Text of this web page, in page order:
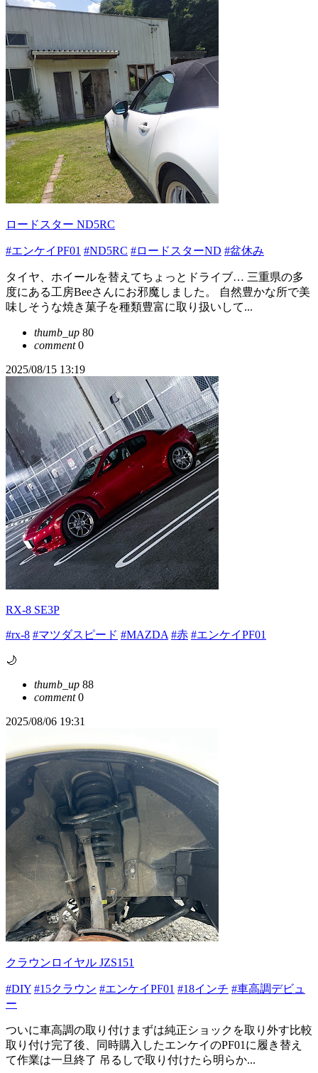
ロードスター ND5RC
#エンケイPF01 #ND5RC #ロードスターND #盆休み
タイヤ、ホイールを替えてちょっとドライブ… 三重県の多
度にある工房Beeさんにお邪魔しました。 自然豊かな所で美
味しそうな焼き菓子を種類豊富に取り扱いして...
thumb_up 80
comment0
2025/08/15 13:19
RX-8 SE3P
#rx-8 #マツダスピード #MAZDA #赤 #エンケイPF01
🌙
thumb_up 88
comment0
2025/08/06 19:31
クラウンロイヤル JZS151
#DIY #15クラウン #エンケイPF01 #18インチ #車高調デビュ
ー
ついに車高調の取り付けまずは純正ショックを取り外す比較
取り付け完了後、同時購入したエンケイのPF01に履き替え
て作業は一旦終了 吊るしで取り付けたら明らか...